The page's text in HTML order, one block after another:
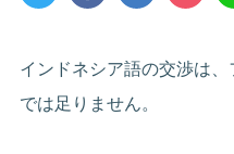
インドネシア語の交渉は
では足りません。